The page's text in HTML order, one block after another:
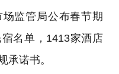
监管局公布春节期
名单，1413家酒店
承诺书。